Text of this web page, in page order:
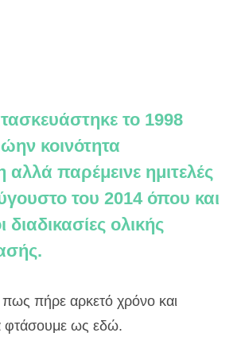
το 1998
κοινότητα
παρέμεινε ημιτελές
του 2014 όπου και
διαδικασίες ολικής
πως πήρε αρκετό χρόνο και
φτάσουμε ως εδώ.